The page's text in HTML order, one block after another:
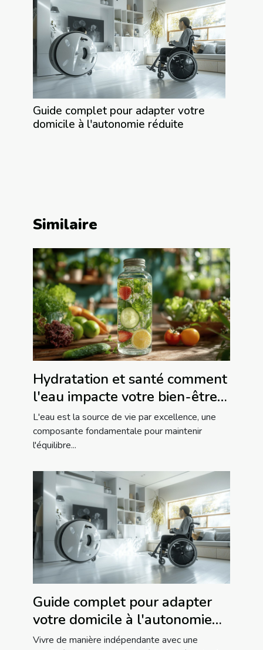
Guide complet pour adapter votre
domicile à l'autonomie réduite
Similaire
Hydratation et santé comment
l'eau impacte votre bien-être
et performance physique
L'eau est la source de vie par excellence, une
composante fondamentale pour maintenir
l'équilibre...
Guide complet pour adapter
votre domicile à l'autonomie
réduite
Vivre de manière indépendante avec une